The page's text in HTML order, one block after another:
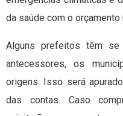
da saúde com o orçamento
Alguns prefeitos têm
antecessores, os
origens. Isso será
das contas. Caso